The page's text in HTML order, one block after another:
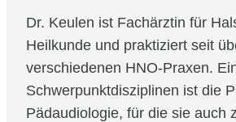
Dr. Keulen ist Fachärztin für
Heilkunde und praktiziert seit
verschiedenen HNO-Praxen.
Schwerpunktdisziplinen ist die
Pädaudiologie, für die sie auch